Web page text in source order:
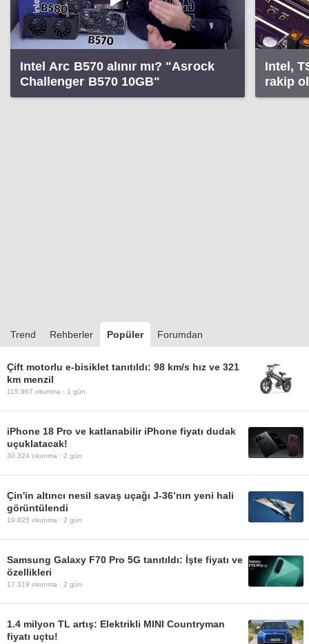
Intel Arc B570 alınır mı? "Asrock
Challenger B570 10GB"
Intel,
rakip
Trend Rehberler Popüler Forumdan
Çift motorlu e-bisiklet tanıtıldı: 98 km/s hız ve 321
km menzil
115.967 okunma · 1 gün
iPhone 18 Pro ve katlanabilir iPhone fiyatı dudak
uçuklatacak!
30.324 okunma · 2 gün
Çin'in altıncı nesil savaş uçağı J-36’nın yeni hali
görüntülendi
19.825 okunma · 2 gün
Samsung Galaxy F70 Pro 5G tanıtıldı: İşte fiyatı ve
özellikleri
17.319 okunma · 2 gün
1.4 milyon TL artış: Elektrikli MINI Countryman
fiyatı uçtu!